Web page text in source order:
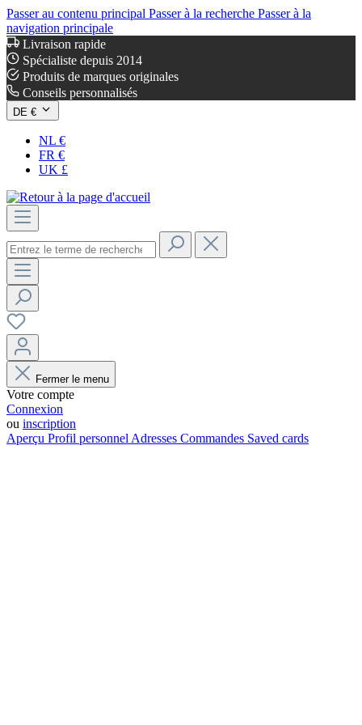
Passer au contenu principal Passer à la recherche Passer à la
navigation principale
Livraison rapide
Spécialiste depuis 2014
Produits de marques originales
Conseils personnalisés
DE €
NL €
FR €
UK £
Fermer le menu
Votre compte
Connexion
ou inscription
Aperçu Profil personnel Adresses Commandes Saved cards